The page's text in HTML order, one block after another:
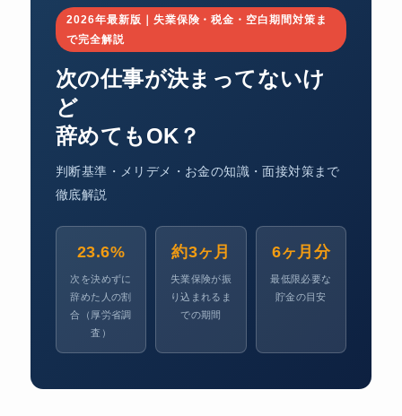
2026年最新版｜失業保険・税金・空白期間対策ま
で完全解説
次の仕事が決まってないけ
ど
辞めてもOK？
判断基準・メリデメ・お金の知識・面接対策まで
徹底解説
23.6%
次を決めずに
辞めた人の割
合（厚労省調
査）
約3ヶ月
失業保険が振
り込まれるま
での期間
6ヶ月分
最低限必要な
貯金の目安